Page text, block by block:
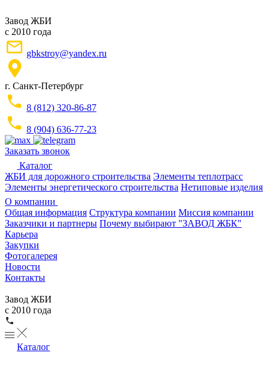
Завод ЖБИ
с 2010 года
gbkstroy@yandex.ru
г. Санкт-Петербург
8 (812) 320-86-87
8 (904) 636-77-23
Заказать звонок
Каталог
ЖБИ для дорожного строительства Элементы теплотрасс
Элементы энергетического строительства Нетиповые изделия
О компании
Общая информация Структура компании Миссия компании
Заказчики и партнеры Почему выбирают "ЗАВОД ЖБК"
Карьера
Закупки
Фотогалерея
Новости
Контакты
Завод ЖБИ
с 2010 года
Каталог